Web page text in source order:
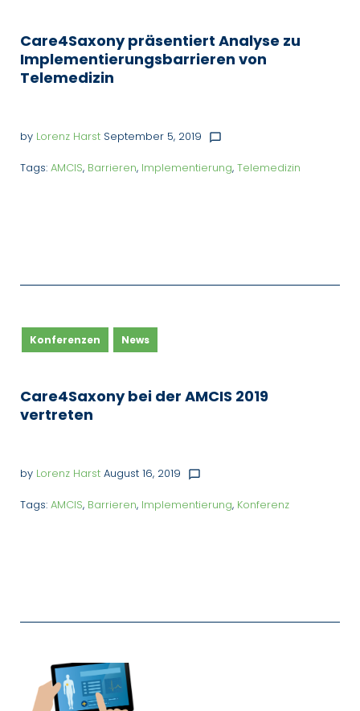
Care4Saxony präsentiert Analyse zu
Implementierungsbarrieren von
Telemedizin
by Lorenz Harst September 5, 2019 chat_bubble_outline
Tags: AMCIS, Barrieren, Implementierung, Telemedizin
Konferenzen News
Care4Saxony bei der AMCIS 2019
vertreten
by Lorenz Harst August 16, 2019 chat_bubble_outline
Tags: AMCIS, Barrieren, Implementierung, Konferenz